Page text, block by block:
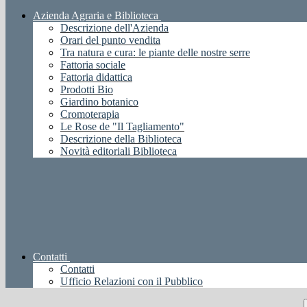
Azienda Agraria e Biblioteca
Descrizione dell'Azienda
Orari del punto vendita
Tra natura e cura: le piante delle nostre serre
Fattoria sociale
Fattoria didattica
Prodotti Bio
Giardino botanico
Cromoterapia
Le Rose de "Il Tagliamento"
Descrizione della Biblioteca
Novità editoriali Biblioteca
Contatti
Contatti
Ufficio Relazioni con il Pubblico